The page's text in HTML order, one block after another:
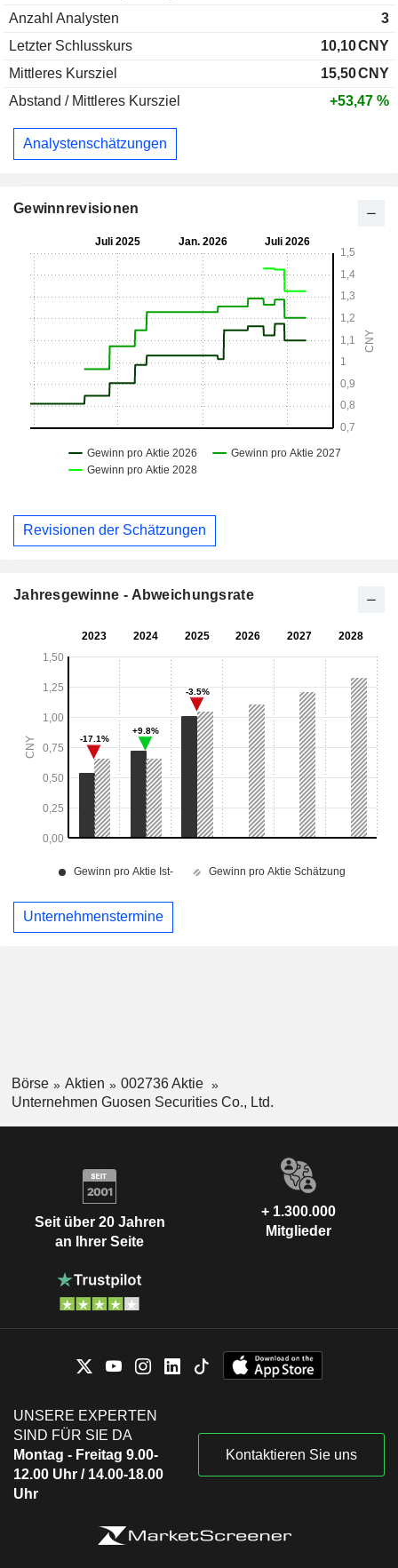
Anzahl Analysten
3
Letzter Schlusskurs
10,10CNY
Mittleres Kursziel
15,50CNY
Abstand / Mittleres Kursziel
+53,47 %
Analystenschätzungen
Gewinnrevisionen
Revisionen der Schätzungen
Jahresgewinne - Abweichungsrate
Unternehmenstermine
Börse Aktien
002736 Aktie
Unternehmen Guosen Securities Co., Ltd.
Seit über 20 Jahren
an Ihrer Seite
+ 1.300.000
Mitglieder
UNSERE EXPERTEN
SIND FÜR SIE DA
Montag - Freitag 9.00-
12.00 Uhr / 14.00-18.00
Uhr
Kontaktieren Sie uns